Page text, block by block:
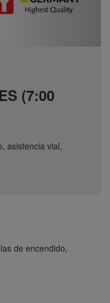
(7:00
asistencia vial,
de encendido,